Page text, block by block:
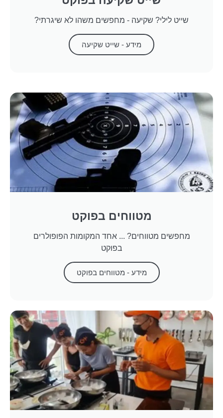
שייט לילי? שקיעה - מחפשים משהו לא שיגרתי?
מידע - שייט שקיעה
מטווחים בפוקט
מחפשים מטווחים? ... אחד המקומות הפופולרים
בפוקט
מידע - מטווחים בפוקט